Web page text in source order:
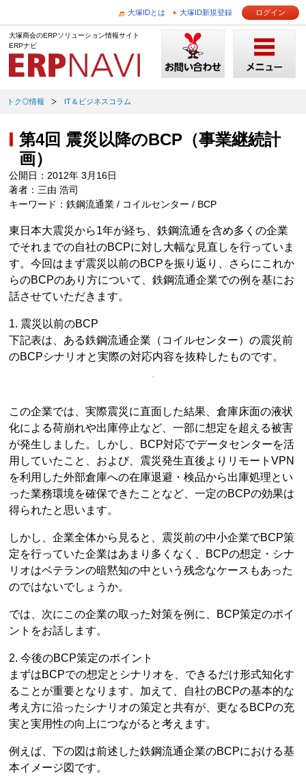
大塚IDとは 大塚ID新規登録 ログイン
大塚商会のERPソリューション情報サイト
ERPナビ
トク◎情報 IT＆ビジネスコラム
第4回 震災以降のBCP（事業継続計
画）
公開日：2012年 3月16日
著者：三由 浩司
キーワード：鉄鋼流通業 / コイルセンター / BCP
東日本大震災から1年が経ち、鉄鋼流通を含め多くの企業
でそれまでの自社のBCPに対し大幅な見直しを行っていま
す。今回はまず震災以前のBCPを振り返り、さらにこれか
らのBCPのあり方について、鉄鋼流通企業での例を基にお
話させていただきます。
1. 震災以前のBCP
下記表は、ある鉄鋼流通企業（コイルセンター）の震災前
のBCPシナリオと実際の対応内容を抜粋したものです。
この企業では、実際震災に直面した結果、倉庫床面の液状
化による荷崩れや出庫停止など、一部に想定を超える被害
が発生しました。しかし、BCP対応でデータセンターを活
用していたこと、および、震災発生直後よりリモートVPN
を利用した外部倉庫への在庫退避・検品から出庫処理とい
った業務環境を確保できたことなど、一定のBCPの効果は
得られたと思います。
しかし、企業全体から見ると、震災前の中小企業でBCP策
定を行っていた企業はあまり多くなく、BCPの想定・シナ
リオはベテランの暗黙知の中という残念なケースもあった
のではないでしょうか。
では、次にこの企業の取った対策を例に、BCP策定のポイ
ントをお話します。
2. 今後のBCP策定のポイント
まずはBCPでの想定とシナリオを、できるだけ形式知化す
ることが重要となります。加えて、自社のBCPの基本的な
考え方に沿ったシナリオの策定と共有が、更なるBCPの充
実と実用性の向上につながると考えます。
例えば、下の図は前述した鉄鋼流通企業のBCPにおける基
本イメージ図です。